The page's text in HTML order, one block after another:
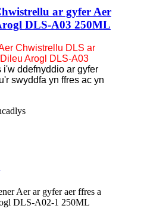
ar gyfer Aer
DLS-A03 250ML
Chwistrellu DLS ar
Arogl DLS-A03
i'w ddefnyddio ar gyfer
swyddfa yn ffres ac yn